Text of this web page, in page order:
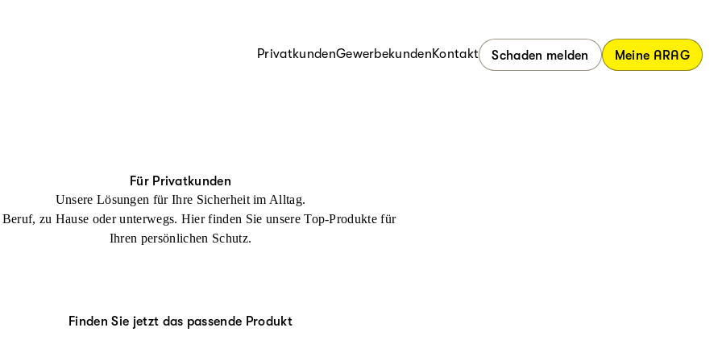
PrivatkundenGewerbekundenKontakt Schaden melden Meine ARAG
Für Privatkunden
Unsere Lösungen für Ihre Sicherheit im Alltag.
zu Hause oder unterwegs. Hier finden Sie unsere Top-Produkte für
Ihren persönlichen Schutz.
Finden Sie jetzt das passende Produkt